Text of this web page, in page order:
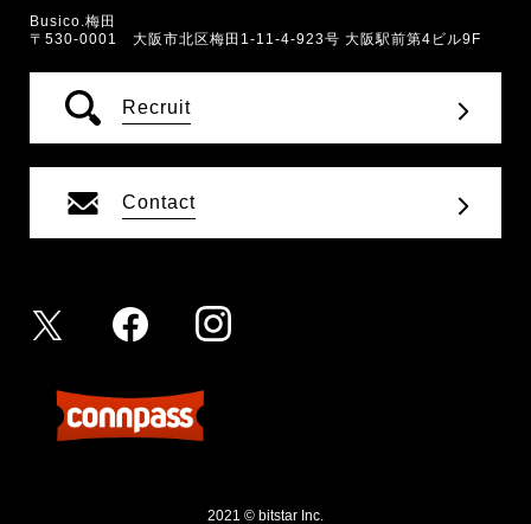
Busico.梅田
〒530-0001 大阪市北区梅田1-11-4-923号 大阪駅前第4ビル9F
Recruit
Contact
2021 © bitstar Inc.